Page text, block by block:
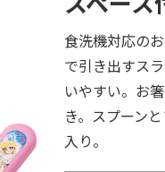
食洗機対応の
で引き出すス
いやすい。お
き。スプーン
入り。